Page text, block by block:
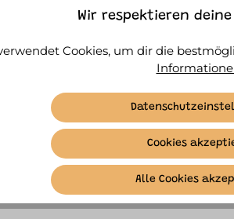
SIMILAR
Wir respektieren
Cookies, um dir die
Cookies
Alle Cookies